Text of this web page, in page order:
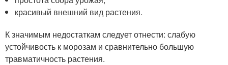
красивый внешний вид растения.
К значимым недостаткам следует отнести: слабую
устойчивость к морозам и сравнительно большую
травматичность растения.